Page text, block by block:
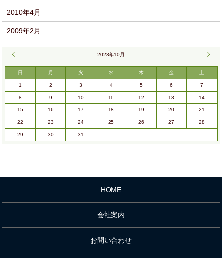
2010年4月
2009年2月
2023年10月
日 月 火 水 木 金 土
11月
1 2 3 4 5 6 7
8 9 10 11 12 13 14
15 16 17 18 19 20 21
22 23 24 25 26 27 28
29 30 31
HOME
会社案内
お問い合わせ